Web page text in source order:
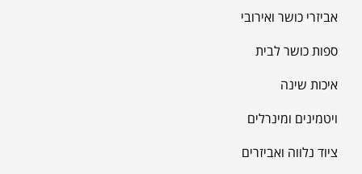
אביזרי כושר ואירובי
ספות כושר לבית
איכות שינה
ויטמינים ומינרלים
ציוד נלווה ואביזרים